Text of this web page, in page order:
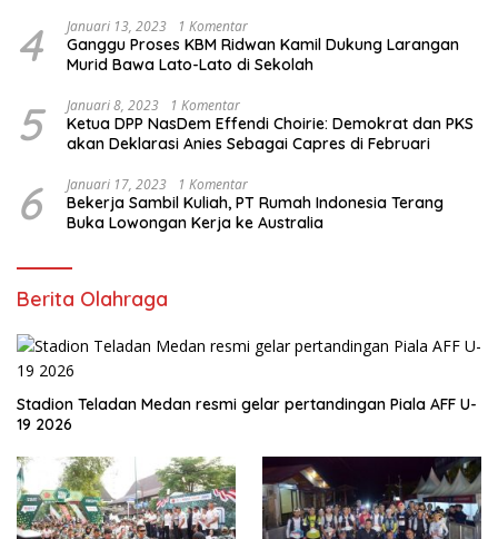
4 Januari 13, 2023 1 Komentar
Ganggu Proses KBM Ridwan Kamil Dukung Larangan
Murid Bawa Lato-Lato di Sekolah
5 Januari 8, 2023 1 Komentar
Ketua DPP NasDem Effendi Choirie: Demokrat dan PKS
akan Deklarasi Anies Sebagai Capres di Februari
6 Januari 17, 2023 1 Komentar
Bekerja Sambil Kuliah, PT Rumah Indonesia Terang
Buka Lowongan Kerja ke Australia
Berita Olahraga
Stadion Teladan Medan resmi gelar pertandingan Piala AFF U-
19 2026